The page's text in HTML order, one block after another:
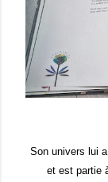
Son univers lui
et est partie